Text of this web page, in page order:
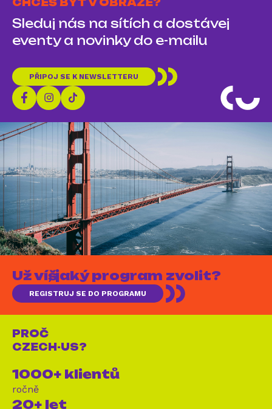
Sleduj nás na sítích a dostávej
eventy a novinky do e-mailu
PŘIPOJ SE K NEWSLETTERU
Už víš, jaký program zvolit?
REGISTRUJ SE DO PROGRAMU
PROČ
CZECH-US?
1000+ klientů
ročně
20+ let